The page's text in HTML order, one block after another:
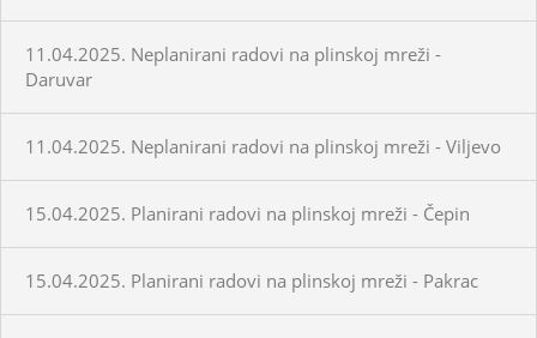
11.04.2025. Neplanirani radovi na plinskoj mreži -
Daruvar
11.04.2025. Neplanirani radovi na plinskoj mreži - Viljevo
15.04.2025. Planirani radovi na plinskoj mreži - Čepin
15.04.2025. Planirani radovi na plinskoj mreži - Pakrac